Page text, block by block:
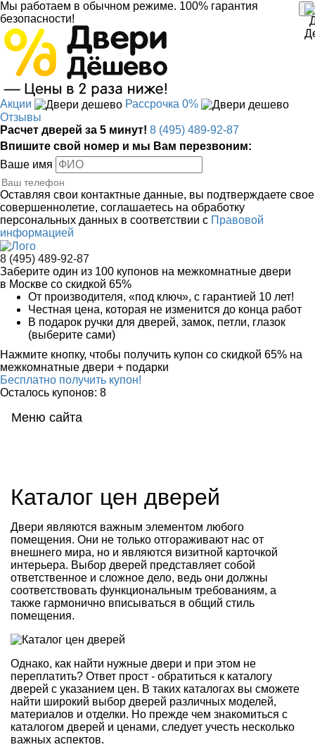
Мы работаем в обычном режиме. 100% гарантия
безопасности!
Акции
Рассрочка 0%
Отзывы
Расчет дверей за 5 минут! 8 (495) 489-92-87
Впишите свой номер и мы Вам перезвоним:
Ваше имя
Оставляя свои контактные данные, вы подтверждаете свое
совершеннолетие, соглашаетесь на обработку
персональных данных в соответствии с Правовой
информацией
8 (495) 489-92-87
Заберите один из 100 купонов на межкомнатные двери
в Москве со скидкой 65%
От производителя, «под ключ», с гарантией 10 лет!
Честная цена, которая не изменится до конца работ
В подарок ручки для дверей, замок, петли, глазок
(выберите сами)
Нажмите кнопку, чтобы получить купон со скидкой 65% на
межкомнатные двери + подарки
Бесплатно получить купон!
Осталось купонов: 8
Меню сайта
Каталог цен дверей
Двери являются важным элементом любого
помещения. Они не только отгораживают нас от
внешнего мира, но и являются визитной карточкой
интерьера. Выбор дверей представляет собой
ответственное и сложное дело, ведь они должны
соответствовать функциональным требованиям, а
также гармонично вписываться в общий стиль
помещения.
Однако, как найти нужные двери и при этом не
переплатить? Ответ прост - обратиться к каталогу
дверей с указанием цен. В таких каталогах вы сможете
найти широкий выбор дверей различных моделей,
материалов и отделки. Но прежде чем знакомиться с
каталогом дверей и ценами, следует учесть несколько
важных аспектов.